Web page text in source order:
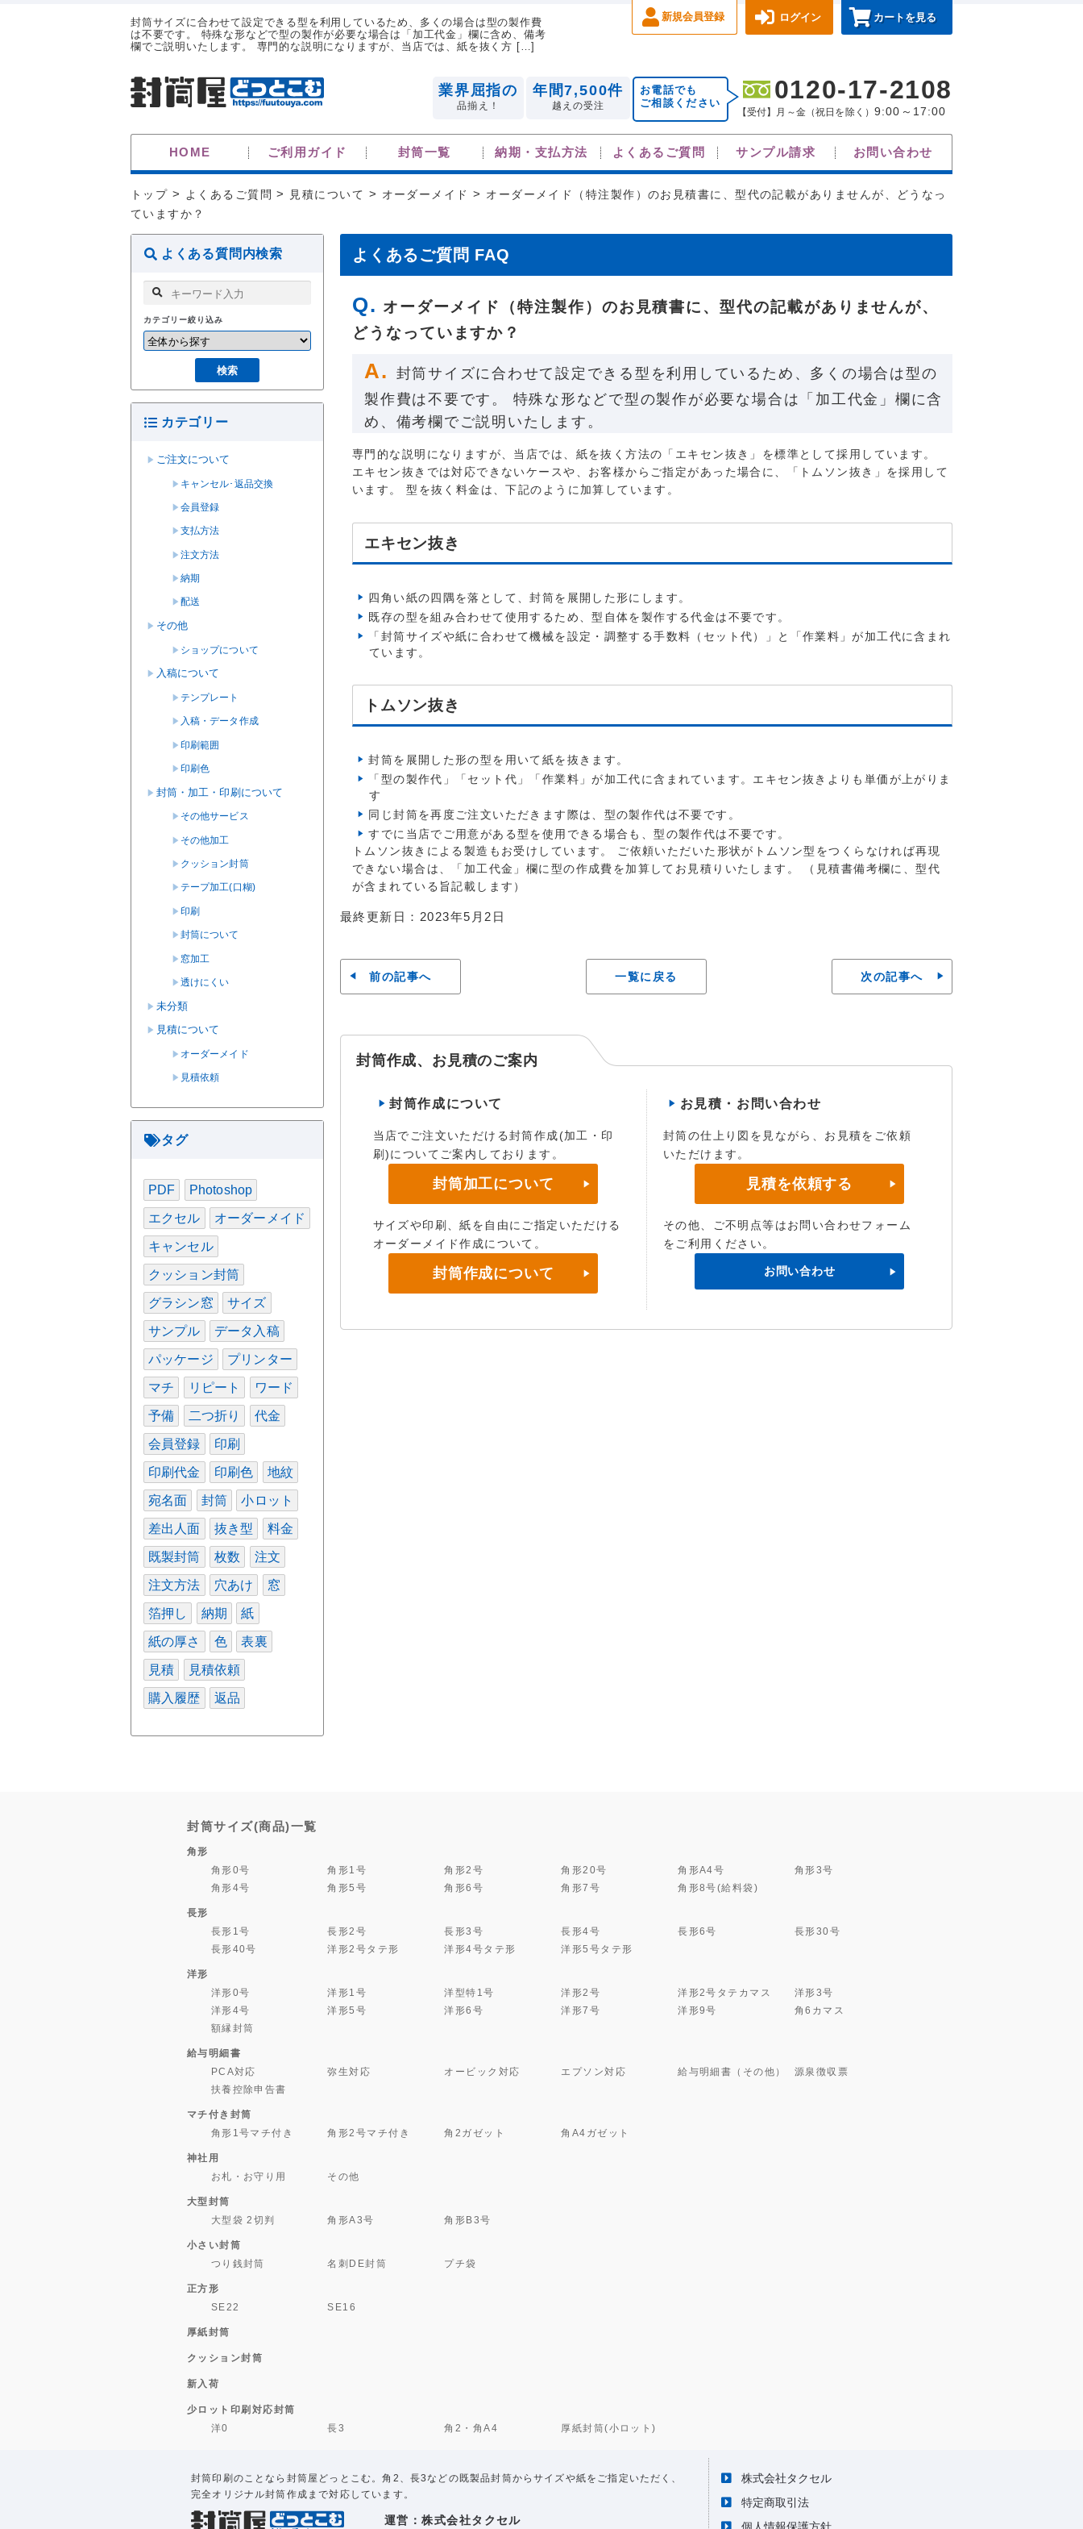
封筒サイズに合わせて設定できる型を利用しているため、多くの場合は型の製作費
は不要です。 特殊な形などで型の製作が必要な場合は「加工代金」欄に含め、備考
欄でご説明いたします。 専門的な説明になりますが、当店では、紙を抜く方 […]
新規会員登録 ログイン カートを見る
業界屈指の
品揃え！
年間7,500件
越えの受注
お電話でも
ご相談ください
0120-17-2108
【受付】月～金（祝日を除く）9:00～17:00
HOME ご利用ガイド 封筒一覧 納期・支払方法 よくあるご質問 サンプル請求 お問い合わせ
トップ > よくあるご質問 > 見積について > オーダーメイド > オーダーメイド（特注製作）のお見積書に、型代の記載がありませんが、どうなっ
ていますか？
よくあるご質問 FAQ
オーダーメイド（特注製作）のお見積書に、型代の記載がありませんが、
どうなっていますか？
封筒サイズに合わせて設定できる型を利用しているため、多くの場合は型の
製作費は不要です。 特殊な形などで型の製作が必要な場合は「加工代金」欄に含
め、備考欄でご説明いたします。
専門的な説明になりますが、当店では、紙を抜く方法の「エキセン抜き」を標準として採用しています。
エキセン抜きでは対応できないケースや、お客様からご指定があった場合に、「トムソン抜き」を採用して
います。 型を抜く料金は、下記のように加算しています。
エキセン抜き
四角い紙の四隅を落として、封筒を展開した形にします。
既存の型を組み合わせて使用するため、型自体を製作する代金は不要です。
「封筒サイズや紙に合わせて機械を設定・調整する手数料（セット代）」と「作業料」が加工代に含まれ
ています。
トムソン抜き
封筒を展開した形の型を用いて紙を抜きます。
「型の製作代」「セット代」「作業料」が加工代に含まれています。エキセン抜きよりも単価が上がりま
す
同じ封筒を再度ご注文いただきます際は、型の製作代は不要です。
すでに当店でご用意がある型を使用できる場合も、型の製作代は不要です。
トムソン抜きによる製造もお受けしています。 ご依頼いただいた形状がトムソン型をつくらなければ再現
できない場合は、「加工代金」欄に型の作成費を加算してお見積りいたします。 （見積書備考欄に、型代
が含まれている旨記載します）
最終更新日： 2023年5月2日
前の記事へ 一覧に戻る 次の記事へ
封筒作成、お見積のご案内
封筒作成について
当店でご注文いただける封筒作成(加工・印
刷)についてご案内しております。
封筒加工について
サイズや印刷、紙を自由にご指定いただける
オーダーメイド作成について。
封筒作成について
お見積・お問い合わせ
封筒の仕上り図を見ながら、お見積をご依頼
いただけます。
見積を依頼する
その他、ご不明点等はお問い合わせフォーム
をご利用ください。
お問い合わせ
よくある質問内検索
カテゴリー絞り込み
カテゴリー
ご注文について
キャンセル･返品交換
会員登録
支払方法
注文方法
納期
配送
その他
ショップについて
入稿について
テンプレート
入稿・データ作成
印刷範囲
印刷色
封筒・加工・印刷について
その他サービス
その他加工
クッション封筒
テープ加工(口糊)
印刷
封筒について
窓加工
透けにくい
未分類
見積について
オーダーメイド
見積依頼
タグ
PDF Photoshop
エクセル オーダーメイド
キャンセル
クッション封筒
グラシン窓 サイズ
サンプル データ入稿
パッケージ プリンター
マチ リピート ワード
予備 二つ折り 代金
会員登録 印刷
印刷代金 印刷色 地紋
宛名面 封筒 小ロット
差出人面 抜き型 料金
既製封筒 枚数 注文
注文方法 穴あけ 窓
箔押し 納期 紙
紙の厚さ 色 表裏
見積 見積依頼
購入履歴 返品
封筒サイズ(商品)一覧
角形
角形0号 角形1号 角形2号 角形20号 角形A4号
角形3号
角形4号
角形5号 角形6号 角形7号 角形8号(給料袋)
長形
長形1号 長形2号 長形3号 長形4号 長形6号
長形30号
長形40号
洋形2号タテ形 洋形4号タテ形 洋形5号タテ形
洋形
洋形0号 洋形1号 洋型特1号 洋形2号 洋形2号タテカマス
洋形3号
洋形4号
洋形5号 洋形6号 洋形7号 洋形9号
角6カマス
額縁封筒
給与明細書
PCA対応 弥生対応 オービック対応 エプソン対応 給与明細書（その他）
源泉徴収票
扶養控除申告書
マチ付き封筒
角形1号マチ付き 角形2号マチ付き 角2ガゼット 角A4ガゼット
神社用
お札・お守り用 その他
大型封筒
大型袋 2切判 角形A3号 角形B3号
小さい封筒
つり銭封筒 名刺DE封筒 プチ袋
正方形
SE22 SE16
厚紙封筒
クッション封筒
新入荷
少ロット印刷対応封筒
洋0 長3 角2・角A4 厚紙封筒(小ロット)
封筒印刷のことなら封筒屋どっとこむ。角2、長3などの既製品封筒からサイズや紙をご指定いただく、
完全オリジナル封筒作成まで対応しています。
運営：株式会社タクセル
株式会社タクセル
特定商取引法
個人情報保護方針